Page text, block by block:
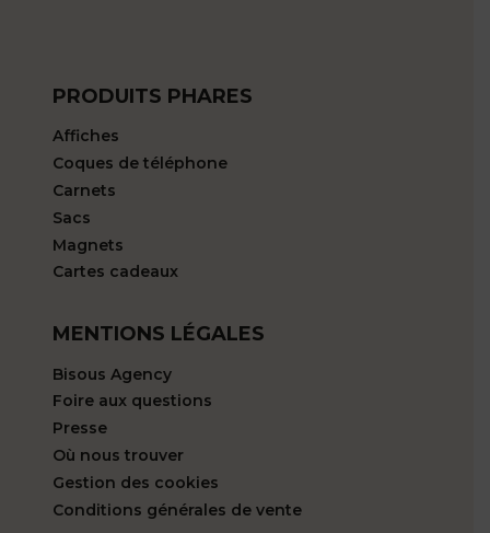
PRODUITS PHARES
Affiches
Coques de téléphone
Carnets
Sacs
Magnets
Cartes cadeaux
MENTIONS LÉGALES
Bisous Agency
Foire aux questions
Presse
Où nous trouver
Gestion des cookies
Conditions générales de vente